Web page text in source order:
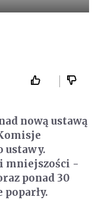
nową ustawą
ustawy.
mniejszości -
ponad 30